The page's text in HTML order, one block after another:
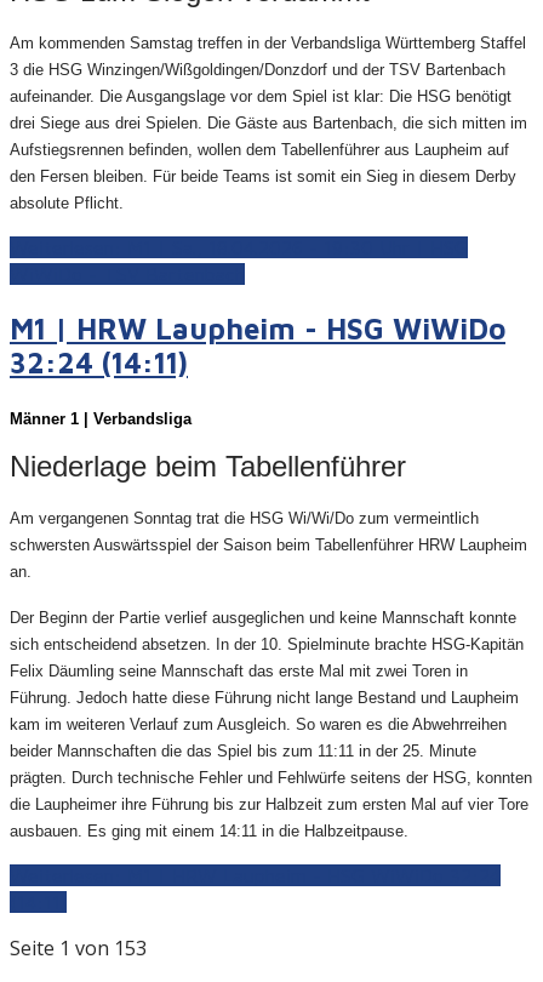
Am kommenden Samstag treffen in der Verbandsliga Württemberg Staffel
3 die HSG Winzingen/Wißgoldingen/Donzdorf und der TSV Bartenbach
aufeinander. Die Ausgangslage vor dem Spiel ist klar: Die HSG benötigt
drei Siege aus drei Spielen. Die Gäste aus Bartenbach, die sich mitten im
Aufstiegsrennen befinden, wollen dem Tabellenführer aus Laupheim auf
den Fersen bleiben. Für beide Teams ist somit ein Sieg in diesem Derby
absolute Pflicht.
M1 | HRW Laupheim - HSG WiWiDo
32:24 (14:11)
Männer 1 | Verbandsliga
Niederlage beim Tabellenführer
Am vergangenen Sonntag trat die HSG Wi/Wi/Do zum vermeintlich
schwersten Auswärtsspiel der Saison beim Tabellenführer HRW Laupheim
an.
Der Beginn der Partie verlief ausgeglichen und keine Mannschaft konnte
sich entscheidend absetzen. In der 10. Spielminute brachte HSG-Kapitän
Felix Däumling seine Mannschaft das erste Mal mit zwei Toren in
Führung. Jedoch hatte diese Führung nicht lange Bestand und Laupheim
kam im weiteren Verlauf zum Ausgleich. So waren es die Abwehrreihen
beider Mannschaften die das Spiel bis zum 11:11 in der 25. Minute
prägten. Durch technische Fehler und Fehlwürfe seitens der HSG, konnten
die Laupheimer ihre Führung bis zur Halbzeit zum ersten Mal auf vier Tore
ausbauen. Es ging mit einem 14:11 in die Halbzeitpause.
Seite 1 von 153